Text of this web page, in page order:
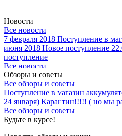
Новости
Все новости
7 февраля 2018 Поступление в
июня 2018 Новое поступление
поступление
Все новости
Обзоры и советы
Все обзоры и советы
Поступление в магазин
24 января) Карантин!!!!! ( но мы
Все обзоры и советы
Будьте в курсе!